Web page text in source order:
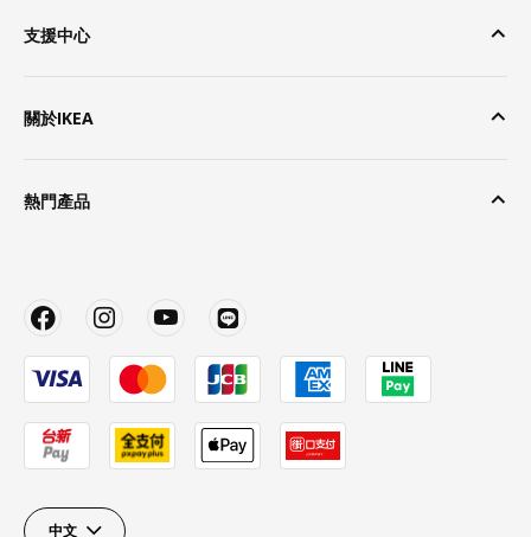
支援中心
關於IKEA
熱門產品
中文